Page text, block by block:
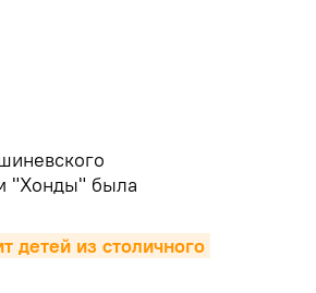
"Хонды" была
детей из столичного